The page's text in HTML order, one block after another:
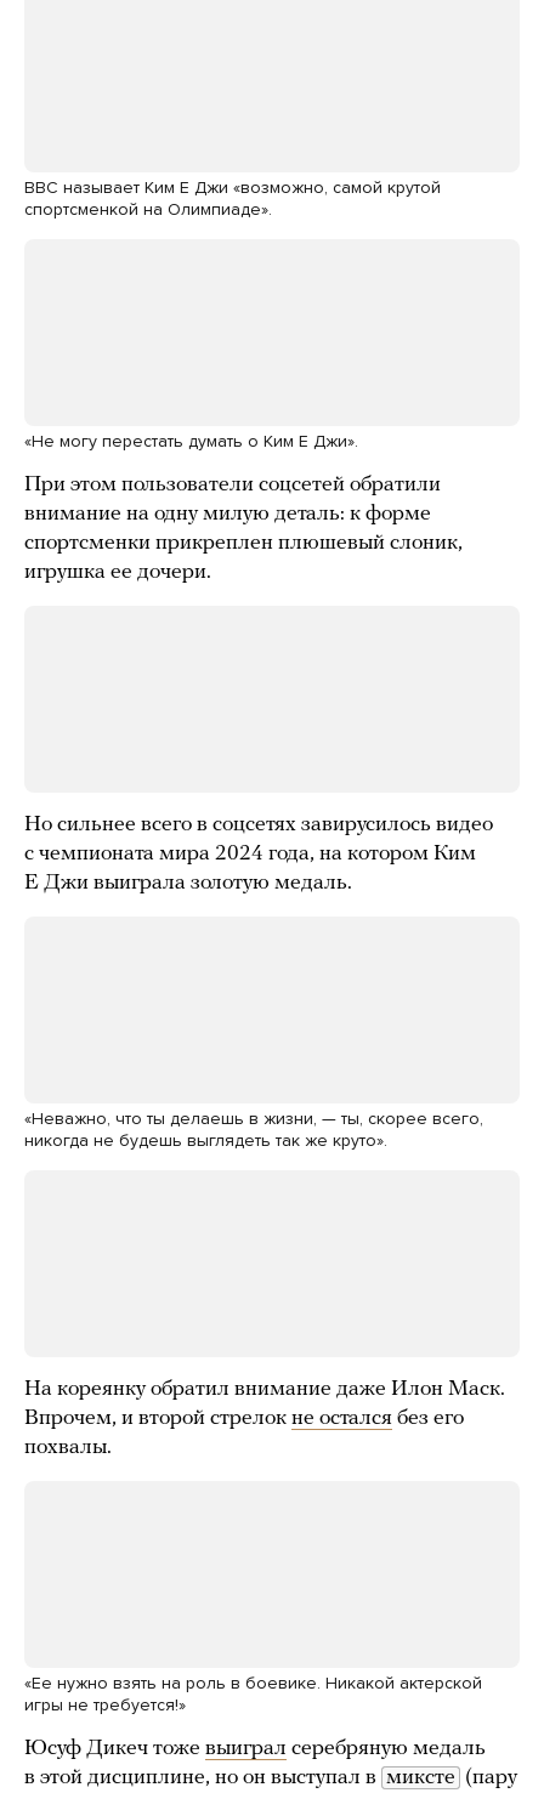
BBC называет Ким Е Джи «возможно, самой крутой
спортсменкой на Олимпиаде».
«Не могу перестать думать о Ким Е Джи».
При этом пользователи соцсетей обратили
внимание на одну милую деталь: к форме
спортсменки прикреплен плюшевый слоник,
игрушка ее дочери.
Но сильнее всего в соцсетях завирусилось видео
с чемпионата мира 2024 года, на котором Ким
Е Джи выиграла золотую медаль.
«Неважно, что ты делаешь в жизни, — ты, скорее всего,
никогда не будешь выглядеть так же круто».
На кореянку обратил внимание даже Илон Маск.
Впрочем, и второй стрелок не остался без его
похвалы.
«Ее нужно взять на роль в боевике. Никакой актерской
игры не требуется!»
Юсуф Дикеч тоже выиграл серебряную медаль
в этой дисциплине, но он выступал в миксте (пару